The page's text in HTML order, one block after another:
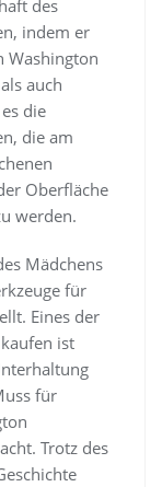
des
indem er
Washington
auch
die
die am
Oberfläche
werden.
Mädchens
für
Eines der
ist
für
Trotz des